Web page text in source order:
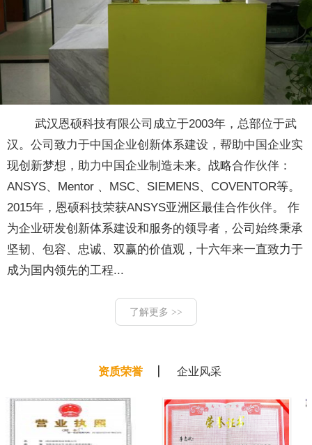
武汉恩硕科技有限公司成立于2003年，总部位于武
汉。公司致力于中国企业创新体系建设，帮助中国企业实
现创新梦想，助力中国企业制造未来。战略合作伙伴：
ANSYS、Mentor 、MSC、SIEMENS、COVENTOR等。
2015年，恩硕科技荣获ANSYS亚洲区最佳合作伙伴。 作
为企业研发创新体系建设和服务的领导者，公司始终秉承
坚韧、包容、忠诚、双赢的价值观，十六年来一直致力于
成为国内领先的工程...
了解更多 >>
资质荣誉 企业风采